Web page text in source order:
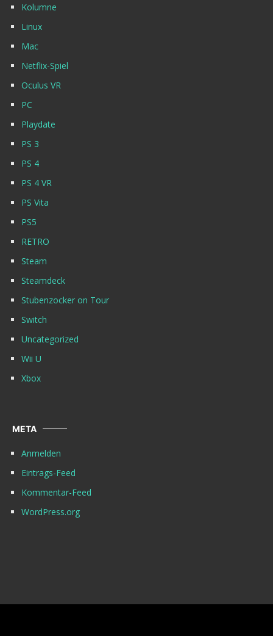
Kolumne
Linux
Mac
Netflix-Spiel
Oculus VR
PC
Playdate
PS 3
PS 4
PS 4 VR
PS Vita
PS5
RETRO
Steam
Steamdeck
Stubenzocker on Tour
Switch
Uncategorized
Wii U
Xbox
META
Anmelden
Eintrags-Feed
Kommentar-Feed
WordPress.org